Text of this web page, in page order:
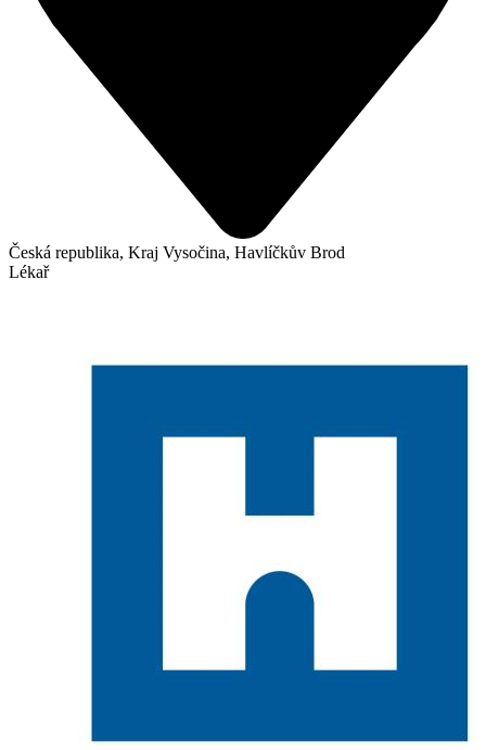
Česká republika, Kraj Vysočina, Havlíčkův Brod
Lékař